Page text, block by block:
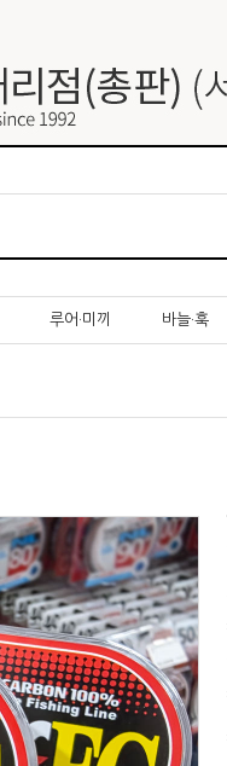
루어·미끼 바늘·훅